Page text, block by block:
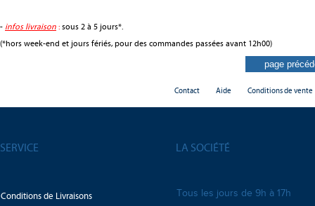
- infos livraison : sous 2 à 5 jours*.
(*hors week-end et jours fériés, pour des commandes passées avant 12h00)
Contact Aide Conditions de vente
SERVICE LA SOCIÉTÉ
Conditions de Livraisons
Tous les jours de 9h à 17h